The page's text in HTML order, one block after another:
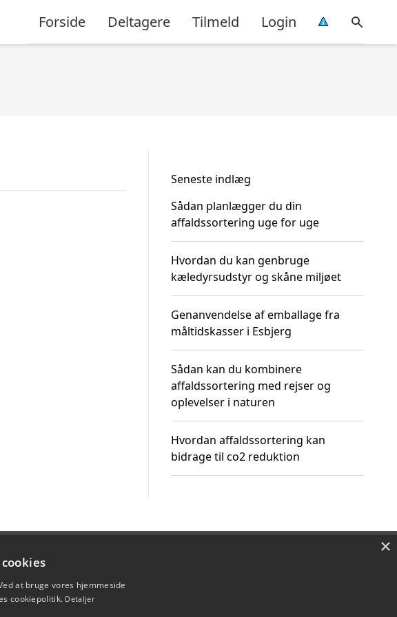
Forside Deltagere Tilmeld Login
Seneste indlæg
Sådan planlægger du din
affaldssortering uge for uge
Hvordan du kan genbruge
kæledyrsudstyr og skåne miljøet
Genanvendelse af emballage fra
måltidskasser i Esbjerg
Sådan kan du kombinere
affaldssortering med rejser og
oplevelser i naturen
Hvordan affaldssortering kan
bidrage til co2 reduktion
×
at bruge vores hjemmeside
cookiepolitik. Detaljer